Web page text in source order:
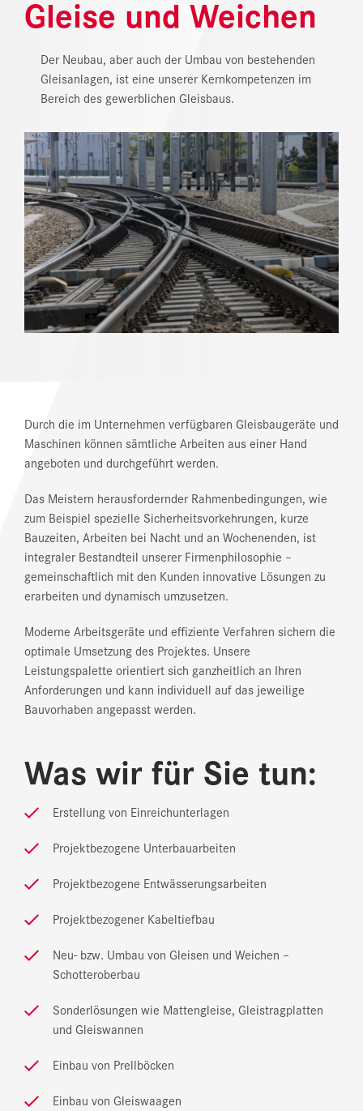
NEWS
DOWNLOAD CENTER
ONLINE MAGAZIN
Gleise und Weichen
Der Neubau, aber auch der Umbau von bestehenden
Gleisanlagen, ist eine unserer Kernkompetenzen im
Bereich des gewerblichen Gleisbaus.
Durch die im Unternehmen verfügbaren Gleisbaugeräte und
Maschinen können sämtliche Arbeiten aus einer Hand
angeboten und durchgeführt werden.
Das Meistern herausfordernder Rahmenbedingungen, wie
zum Beispiel spezielle Sicherheitsvorkehrungen, kurze
Bauzeiten, Arbeiten bei Nacht und an Wochenenden, ist
integraler Bestandteil unserer Firmenphilosophie –
gemeinschaftlich mit den Kunden innovative Lösungen zu
erarbeiten und dynamisch umzusetzen.
Moderne Arbeitsgeräte und effiziente Verfahren sichern die
optimale Umsetzung des Projektes. Unsere
Leistungspalette orientiert sich ganzheitlich an Ihren
Anforderungen und kann individuell auf das jeweilige
Bauvorhaben angepasst werden.
Was wir für Sie tun:
Erstellung von Einreichunterlagen
Projektbezogene Unterbauarbeiten
Projektbezogene Entwässerungsarbeiten
Projektbezogener Kabeltiefbau
Neu- bzw. Umbau von Gleisen und Weichen –
Schotteroberbau
Sonderlösungen wie Mattengleise, Gleistragplatten
und Gleiswannen
Einbau von Prellböcken
Einbau von Gleiswaagen